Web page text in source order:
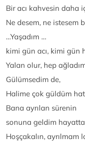
Bir acı kahvesin daha
Ne desem, ne istesem
…Yaşadım …
kimi gün acı, kimi gün
Yalan olur, hep
Gülümsedim de,
Halime çok güldüm
Bana ayrılan sürenin
sonuna geldim hayatta
Hoşçakalın, ayrılmam